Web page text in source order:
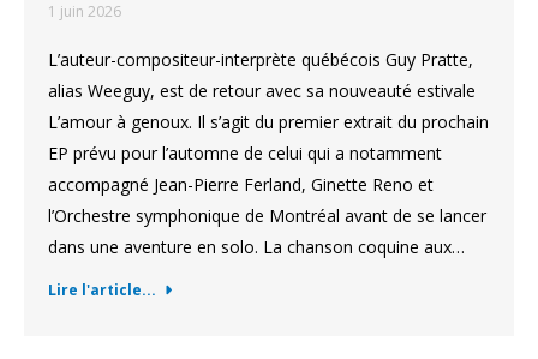
1 juin 2026
L’auteur-compositeur-interprète québécois Guy Pratte,
alias Weeguy, est de retour avec sa nouveauté estivale
L’amour à genoux. Il s’agit du premier extrait du prochain
EP prévu pour l’automne de celui qui a notamment
accompagné Jean-Pierre Ferland, Ginette Reno et
l’Orchestre symphonique de Montréal avant de se lancer
dans une aventure en solo. La chanson coquine aux…
Lire l'article...